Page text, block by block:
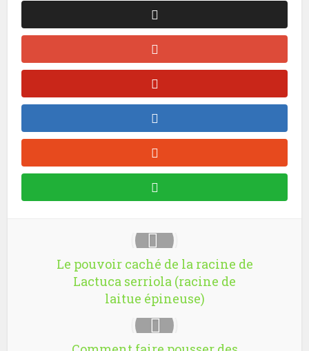
Le pouvoir caché de la racine de
Lactuca serriola (racine de
laitue épineuse)